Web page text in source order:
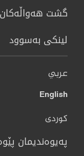
گشت هەواڵەکان
لینکی بەسوود
عربي
English
کوردی
پەیوەندیمان